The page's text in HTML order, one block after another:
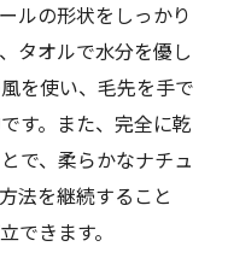
ルの形状をしっかり
タオルで水分を優し
を使い、毛先を手で
す。また、完全に乾
で、柔らかなナチュ
法を継続すること
できます。